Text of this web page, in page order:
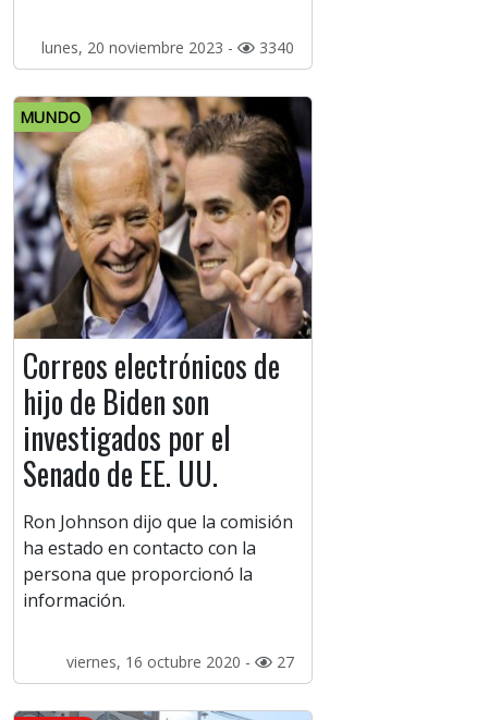
lunes, 20 noviembre 2023 - 3340
MUNDO
Correos electrónicos de
hijo de Biden son
investigados por el
Senado de EE. UU.
Ron Johnson dijo que la comisión
ha estado en contacto con la
persona que proporcionó la
información.
viernes, 16 octubre 2020 - 27